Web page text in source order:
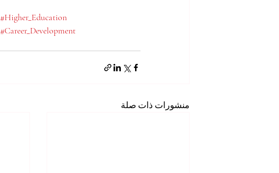
#Higher_Education
#Career_Development
منشورات ذات صلة